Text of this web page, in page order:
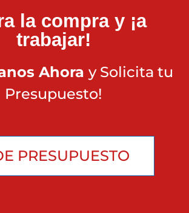
la compra y ¡a
trabajar!
Ahora y Solicita tu
Presupuesto!
PRESUPUESTO